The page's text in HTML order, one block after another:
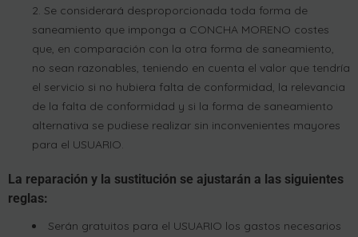
Se considerará desproporcionada toda forma de
saneamiento que imponga a CONCHA MORENO costes
que, en comparación con la otra forma de saneamiento,
no sean razonables, teniendo en cuenta el valor que tendría
el servicio si no hubiera falta de conformidad, la relevancia
de la falta de conformidad y si la forma de saneamiento
alternativa se pudiese realizar sin inconvenientes mayores
para el USUARIO.
La reparación y la sustitución se ajustarán a las siguientes
reglas:
Serán gratuitos para el USUARIO los gastos necesarios